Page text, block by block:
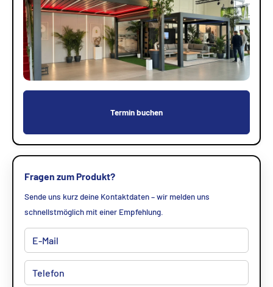
Termin buchen
Fragen zum Produkt?
Sende uns kurz deine Kontaktdaten – wir melden uns
schnellstmöglich mit einer Empfehlung.